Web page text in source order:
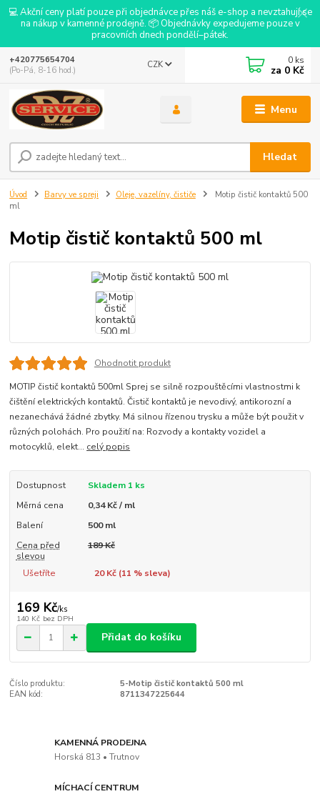
💻 Akční ceny platí pouze při objednávce přes náš e-shop a nevztahují se
na nákup v kamenné prodejně. 📦 Objednávky expedujeme pouze v
pracovních dnech pondělí–pátek.
Menu
CZK
Hledat
+420775654704
(Po-Pá, 8-16 hod.)
0 ks
za 0 Kč
Úvod Barvy ve spreji Oleje, vazelíny, čističe
Motip čistič kontaktů 500
ml
Motip čistič kontaktů 500 ml
Ohodnotit produkt
MOTIP čistič kontaktů 500ml Sprej se silně rozpouštěcími vlastnostmi k
čištění elektrických kontaktů. Čistič kontaktů je nevodivý, antikorozní a
nezanechává žádné zbytky. Má silnou řízenou trysku a může být použit v
různých polohách. Pro použití na: Rozvody a kontakty vozidel a
motocyklů, elekt... celý popis
Dostupnost
Skladem 1 ks
Měrná cena
0,34 Kč / ml
Balení
500 ml
Cena před
slevou
189 Kč
Ušetříte 20 Kč (11 % sleva)
169 Kč/ks
140 Kč bez DPH
Přidat do košíku
Číslo produktu:
5-Motip čistič kontaktů 500 ml
EAN kód:
8711347225644
KAMENNÁ PRODEJNA
Horská 813 • Trutnov
MÍCHACÍ CENTRUM